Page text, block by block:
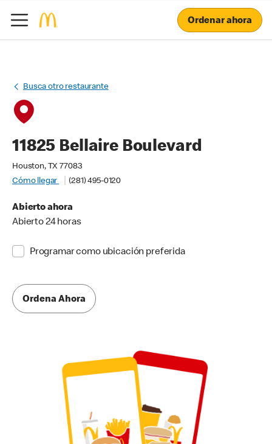
Ordenar ahora
Busca otro restaurante
11825 Bellaire Boulevard
Houston, TX 77083
Cómo llegar
(281) 495-0120
Abierto ahora
Abierto 24 horas
Programar como ubicación preferida
Ordena Ahora